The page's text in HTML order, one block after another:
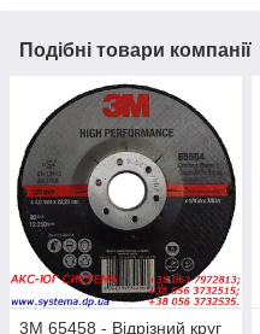
Подібні товари компанії
3M 65458 - Відрізний круг